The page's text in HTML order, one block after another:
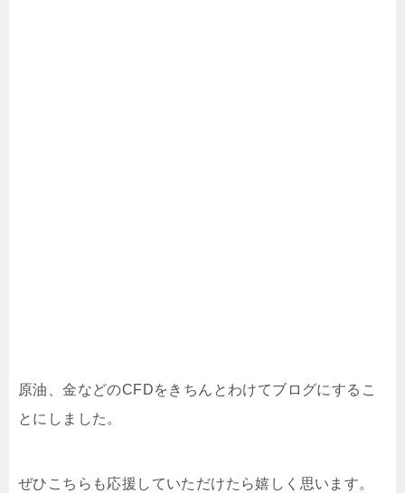
原油、金などのCFDをきちんとわけてブログにするこ
とにしました。
ぜひこちらも応援していただけたら嬉しく思います。